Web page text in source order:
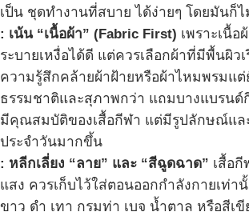
เป็น ชุดทำงานที่สบาย ได้ง่ายๆ โดยมัน
: เน้น “เนื้อผ้า” (Fabric First) เพราะเนื้
ระบายเหงื่อได้ดี แต่ควรเลือกผ้าที่มีพื้นผิ
ความรู้สึกคล้ายผ้าฝ้ายหรือผ้าไหมพรมแ
ธรรมชาติและสุภาพกว่า แถมบางแบรนด์
มีคุณสมบัติของเสื้อกีฬา แต่มีรูปลักษณ์แล
ประจำวันมากขึ้น
: หลีกเลี่ยง “ลาย” และ “สีฉูดฉาด” เสื้อ
แสง ควรเก็บไว้ใส่ตอนออกกำลังกายเท่
ขาว ดำ เทา กรมท่า เบจ น้ำตาล หรือสีเ